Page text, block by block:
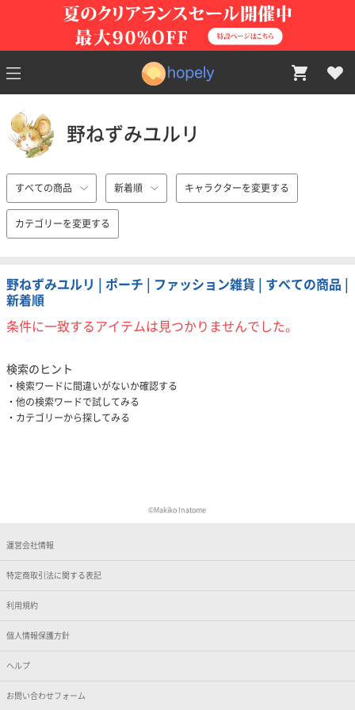
野ねずみユルリ
すべての商品 新着順 キャラクターを変更する
カテゴリーを変更する
野ねずみユルリ | ポーチ | ファッション雑貨 | すべての商品 |
新着順
条件に一致するアイテムは見つかりませんでした。
検索のヒント
検索ワードに間違いがないか確認する
他の検索ワードで試してみる
カテゴリーから探してみる
©Makiko Inatome
運営会社情報
特定商取引法に関する表記
利用規約
個人情報保護方針
ヘルプ
お問い合わせフォーム